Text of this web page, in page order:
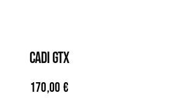
CADI GTX
170,00 €